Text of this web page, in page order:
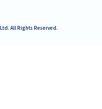
All Rights Reserved.